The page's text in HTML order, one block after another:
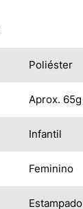
Poliéster
Aprox. 65g
Infantil
Feminino
Estampado